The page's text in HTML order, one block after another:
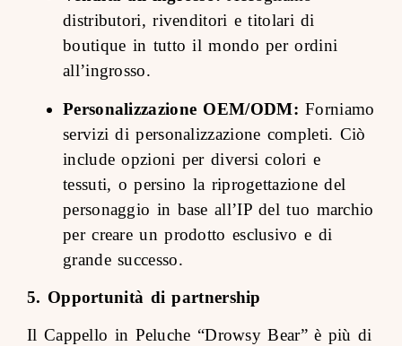
distributori, rivenditori e titolari di
boutique in tutto il mondo per ordini
all’ingrosso.
Personalizzazione OEM/ODM: Forniamo
servizi di personalizzazione completi. Ciò
include opzioni per diversi colori e
tessuti, o persino la riprogettazione del
personaggio in base all’IP del tuo marchio
per creare un prodotto esclusivo e di
grande successo.
5. Opportunità di partnership
Il Cappello in Peluche “Drowsy Bear” è più di